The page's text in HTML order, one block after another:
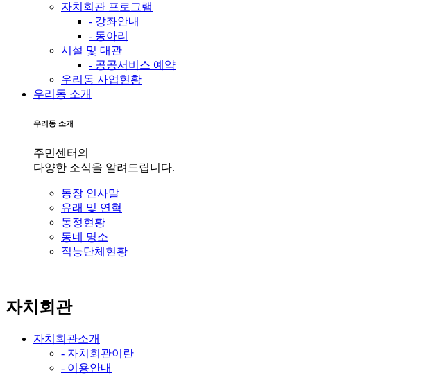
자치회관 프로그램
- 강좌안내
- 동아리
시설 및 대관
- 공공서비스 예약
우리동 사업현황
우리동 소개
우리동 소개
주민센터의
다양한 소식을 알려드립니다.
동장 인사말
유래 및 연혁
동정현황
동네 명소
직능단체현황
자치회관
자치회관소개
- 자치회관이란
- 이용안내